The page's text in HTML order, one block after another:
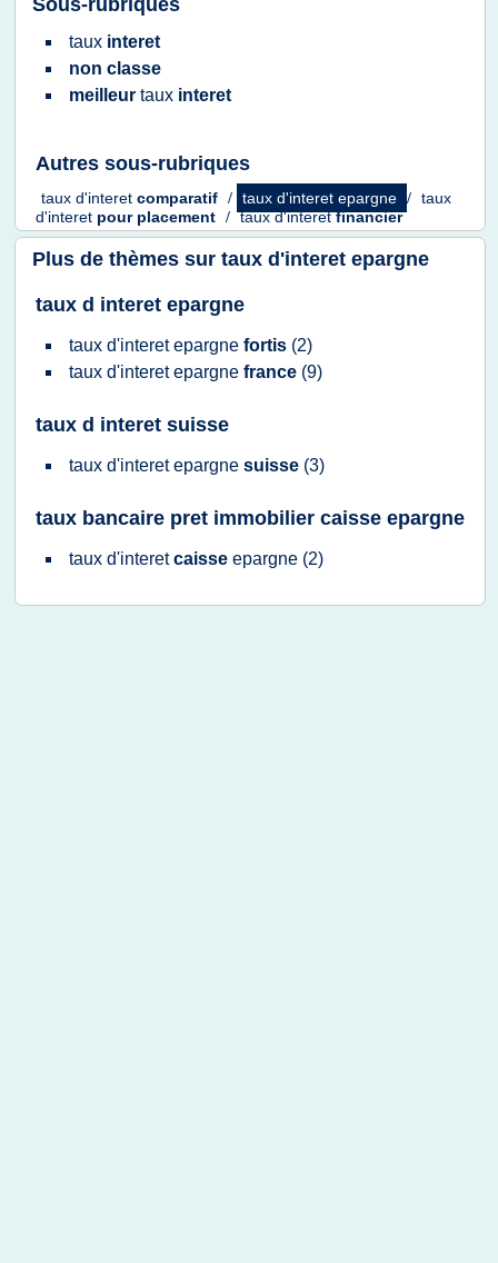
Sous-rubriques
taux interet
non classe
meilleur taux interet
Autres sous-rubriques
taux d'interet comparatif / taux d'interet epargne / taux
d'interet pour placement / taux d'interetfinancier
Plus de thèmes sur taux d'interet epargne
taux d interet epargne
taux d'interet epargne fortis (2)
taux d'interet epargne france (9)
taux d interet suisse
taux d'interet epargne suisse (3)
taux bancaire pret immobilier caisse epargne
taux d'interetcaisse epargne (2)